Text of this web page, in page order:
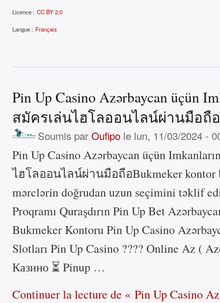
Licence : CC BY 2.0
Langue : Français
Pin Up Casino Azərbaycan üçün
สมัครเล่นไฮโลออนไลน์ผ่านมือถือ
Soumis par Oufipole lun, 11/03/2024 -
Pin Up Casino Azərbaycan üçün
ไฮโลออนไลน์ผ่านมือถือBukmeker kontor
mərclərin doğrudan uzun seçimini təklif
Proqramı Quraşdırın Pin Up Bet
Bukmeker Kontoru Pin Up Casino
Slotları Pin Up Casino ???? Online Az (
Казино ⏳ Pinup …
Continuer la lecture de « Pin Up Casino